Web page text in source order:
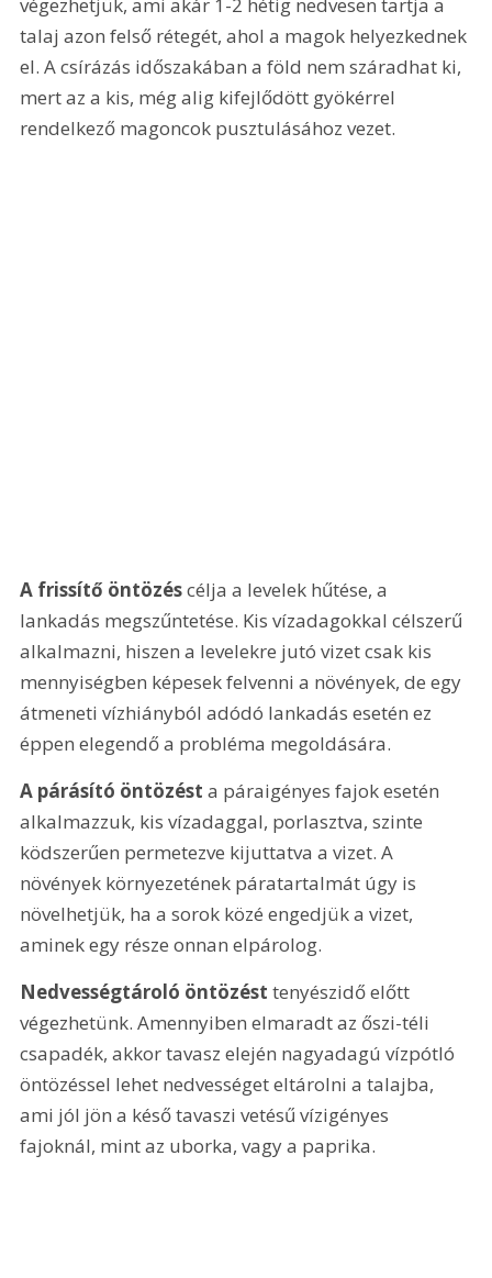
talaj azon felső rétegét, ahol a magok helyezkednek
el. A csírázás időszakában a föld nem száradhat ki,
mert az a kis, még alig kifejlődött gyökérrel
rendelkező magoncok pusztulásához vezet.
A frissítő öntözés célja a levelek hűtése, a
lankadás megszűntetése. Kis vízadagokkal célszerű
alkalmazni, hiszen a levelekre jutó vizet csak kis
mennyiségben képesek felvenni a növények, de egy
átmeneti vízhiányból adódó lankadás esetén ez
éppen elegendő a probléma megoldására.
A párásító öntözést a páraigényes fajok esetén
alkalmazzuk, kis vízadaggal, porlasztva, szinte
ködszerűen permetezve kijuttatva a vizet. A
növények környezetének páratartalmát úgy is
növelhetjük, ha a sorok közé engedjük a vizet,
aminek egy része onnan elpárolog.
Nedvességtároló öntözést tenyészidő előtt
végezhetünk. Amennyiben elmaradt az őszi-téli
csapadék, akkor tavasz elején nagyadagú vízpótló
öntözéssel lehet nedvességet eltárolni a talajba,
ami jól jön a késő tavaszi vetésű vízigényes
fajoknál, mint az uborka, vagy a paprika.